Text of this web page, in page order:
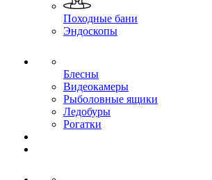
Походные бани
Эндоскопы
Блесны
Видеокамеры
Рыболовные ящики
Ледобуры
Рогатки